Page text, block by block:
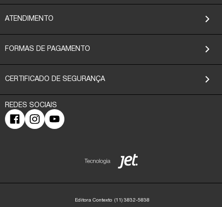
ATENDIMENTO
FORMAS DE PAGAMENTO
CERTIFICADO DE SEGURANÇA
Editora Contexto (11) 3832-5838